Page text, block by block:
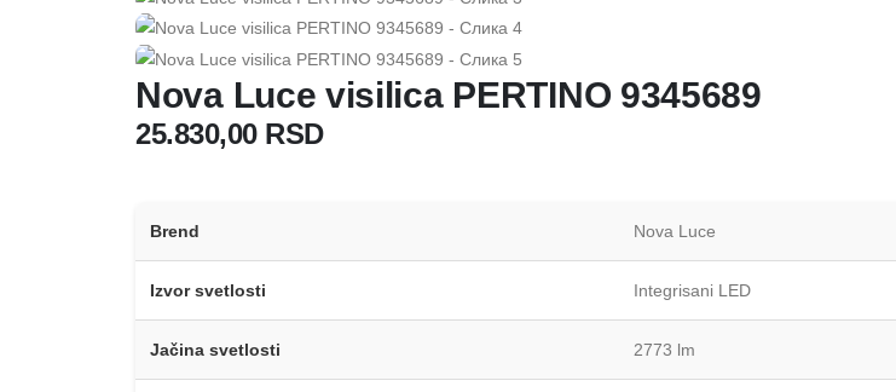
Nova Luce visilica PERTINO 9345689
25.830,00 RSD
Brend Nova Luce
Izvor svetlosti Integrisani LED
Jačina svetlosti 2773 lm